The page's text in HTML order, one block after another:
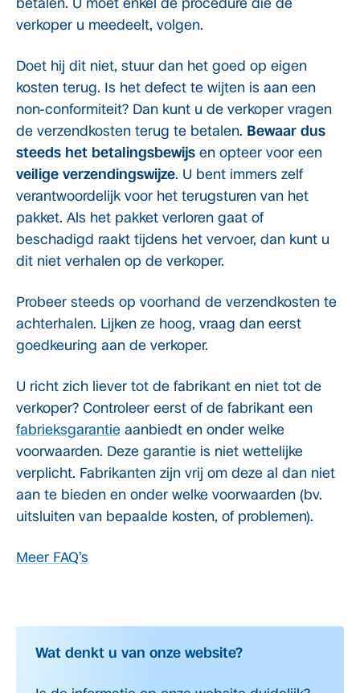
betalen. U moet enkel de procedure die de
verkoper u meedeelt, volgen.
Doet hij dit niet, stuur dan het goed op eigen
kosten terug. Is het defect te wijten is aan een
non-conformiteit? Dan kunt u de verkoper vragen
de verzendkosten terug te betalen. Bewaar dus
steeds het betalingsbewijs en opteer voor een
veilige verzendingswijze. U bent immers zelf
verantwoordelijk voor het terugsturen van het
pakket. Als het pakket verloren gaat of
beschadigd raakt tijdens het vervoer, dan kunt u
dit niet verhalen op de verkoper.
Probeer steeds op voorhand de verzendkosten te
achterhalen. Lijken ze hoog, vraag dan eerst
goedkeuring aan de verkoper.
U richt zich liever tot de fabrikant en niet tot de
verkoper? Controleer eerst of de fabrikant een
fabrieksgarantie aanbiedt en onder welke
voorwaarden. Deze garantie is niet wettelijke
verplicht. Fabrikanten zijn vrij om deze al dan niet
aan te bieden en onder welke voorwaarden (bv.
uitsluiten van bepaalde kosten, of problemen).
Meer FAQ’s
Wat denkt u van onze website?